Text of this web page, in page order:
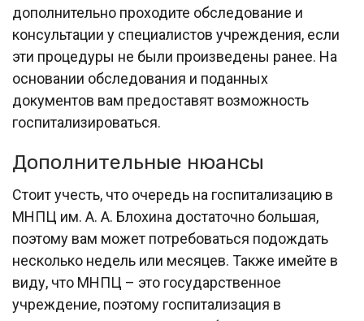
дополнительно проходите обследование и
консультации у специалистов учреждения, если
эти процедуры не были произведены ранее. На
основании обследования и поданных
документов вам предоставят возможность
госпитализироваться.
Дополнительные нюансы
Стоит учесть, что очередь на госпитализацию в
МНПЦ им. А. А. Блохина достаточно большая,
поэтому вам может потребоваться подождать
несколько недель или месяцев. Также имейте в
виду, что МНПЦ – это государственное
учреждение, поэтому госпитализация в